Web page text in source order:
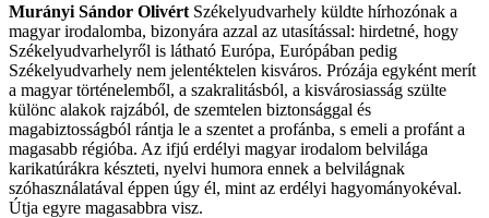
Murányi Sándor Olivért Székelyudvarhely küldte hírhozónak a
magyar irodalomba, bizonyára azzal az utasítással: hirdetné, hogy
Székelyudvarhelyről is látható Európa, Európában pedig
Székelyudvarhely nem jelentéktelen kisváros. Prózája egyként merít
a magyar történelemből, a szakralitásból, a kisvárosiasság szülte
különc alakok rajzából, de szemtelen biztonsággal és
magabiztosságból rántja le a szentet a profánba, s emeli a profánt a
magasabb régióba. Az ifjú erdélyi magyar irodalom belvilága
karikatúrákra készteti, nyelvi humora ennek a belvilágnak
szóhasználatával éppen úgy él, mint az erdélyi hagyományokéval.
Útja egyre magasabbra visz.